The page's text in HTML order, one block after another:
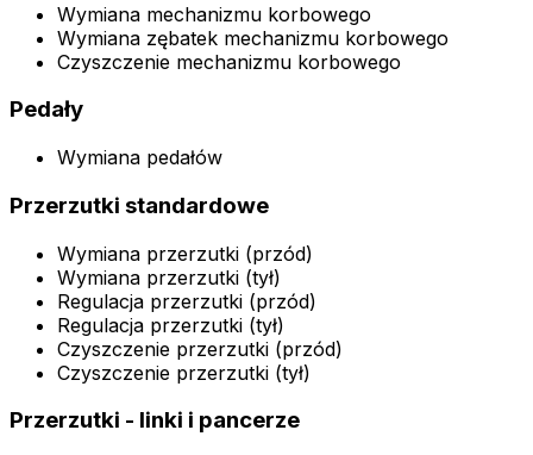
Wymiana mechanizmu korbowego
Wymiana zębatek mechanizmu korbowego
Czyszczenie mechanizmu korbowego
Pedały
Wymiana pedałów
Przerzutki standardowe
Wymiana przerzutki (przód)
Wymiana przerzutki (tył)
Regulacja przerzutki (przód)
Regulacja przerzutki (tył)
Czyszczenie przerzutki (przód)
Czyszczenie przerzutki (tył)
Przerzutki - linki i pancerze